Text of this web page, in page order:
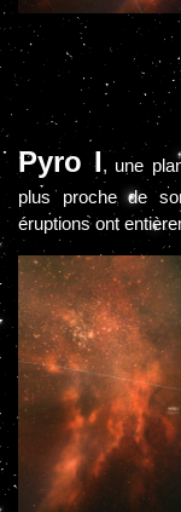
Pyro I, une
plus proche de
éruptions ont